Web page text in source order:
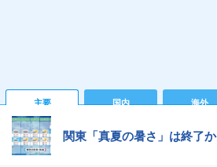
主要 国内 海外
関東「真夏の暑さ」は終了か